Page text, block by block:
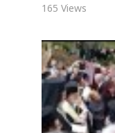
165 Views